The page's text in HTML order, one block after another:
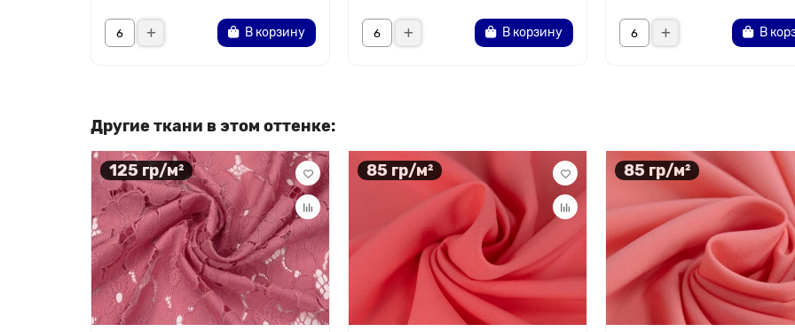
В корзину В корзину В
Другие ткани в этом оттенке:
125 гр/м² 85 гр/м² 85 гр/м²